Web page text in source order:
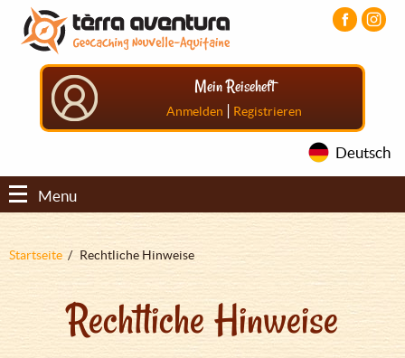
Direkt
zum
Inhalt
Aller
menu
principal
Aller
pied
Mein Reiseheft
Anmelden | Registrieren
Deutsch
Menu
Pfadnavigation
Startseite Rechtliche Hinweise
Rechtliche Hinweise